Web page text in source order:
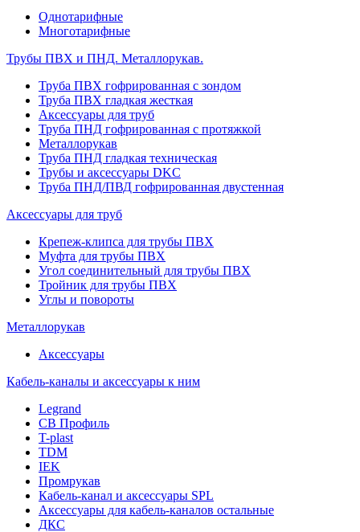
Однотарифные
Многотарифные
Трубы ПВХ и ПНД. Металлорукав.
Труба ПВХ гофрированная с зондом
Труба ПВХ гладкая жесткая
Аксессуары для труб
Труба ПНД гофрированная с протяжкой
Металлорукав
Труба ПНД гладкая техническая
Трубы и аксессуары DKC
Труба ПНД/ПВД гофрированная двустенная
Аксессуары для труб
Крепеж-клипса для трубы ПВХ
Муфта для трубы ПВХ
Угол соединительный для трубы ПВХ
Тройник для трубы ПВХ
Углы и повороты
Металлорукав
Аксессуары
Кабель-каналы и аксессуары к ним
Legrand
СВ Профиль
T-plast
TDM
IEK
Промрукав
Кабель-канал и аксессуары SPL
Аксессуары для кабель-каналов остальные
ДКС